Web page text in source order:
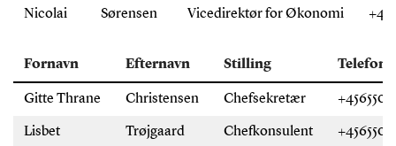
Nicolai Sørensen Vicedirektør for Økonomi
Fornavn Efternavn Stilling Telefon
Gitte Thrane Christensen Chefsekretær
Lisbet Trøjgaard Chefkonsulent